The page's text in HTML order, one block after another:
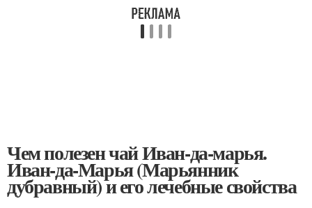
Чем полезен чай Иван-да-марья.
Иван-да-Марья (Марьянник
дубравный) и его лечебные свойства